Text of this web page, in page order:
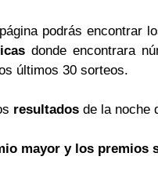
podrás encontrar
donde encontrara
últimos 30 sorteos.
resultados de la noche
mayor y los premios